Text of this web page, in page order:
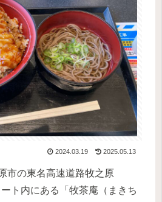
2024.03.19 2025.05.13
市の東名高速道路牧之原
ト内にある「牧茶庵（まきち